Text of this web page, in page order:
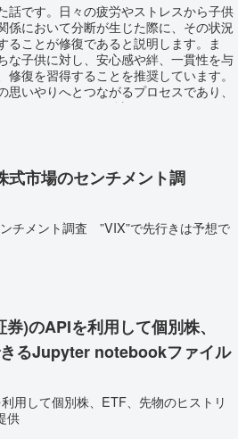
話です。日々の疲労やストレスから子供
において分断が生じた際に、その状況
ことが修復であると説明します。ま
な子供に対し、安心感や絆、一貫性を与
復を習得することを推奨しています。
いやりへとつながるプロセスであり、
にもつながると強調しています。
式市場のセンチメント調
チメント調査 ”VIX”で先行きは予想で
)のAPIを利用して個別株、
るJupyter notebookファイル
用して個別株、ETF、先物のヒストリ
供